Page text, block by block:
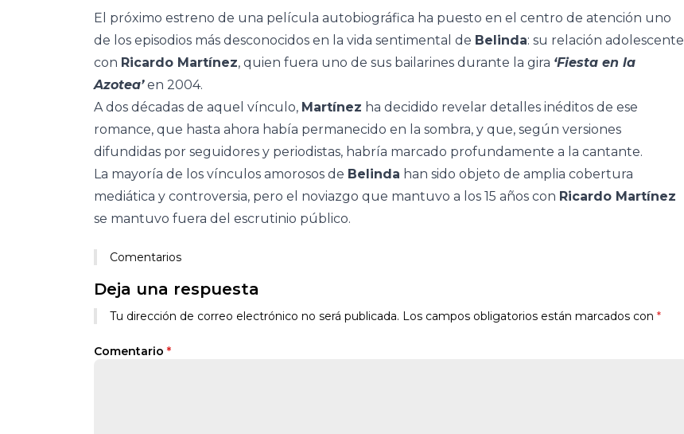
El próximo estreno de una película autobiográfica ha puesto en el centro de atención uno
de los episodios más desconocidos en la vida sentimental de Belinda: su relación adolescente
con Ricardo Martínez, quien fuera uno de sus bailarines durante la gira ‘Fiesta en la
Azotea’en 2004.
A dos décadas de aquel vínculo, Martínez ha decidido revelar detalles inéditos de ese
romance, que hasta ahora había permanecido en la sombra, y que, según versiones
difundidas por seguidores y periodistas, habría marcado profundamente a la cantante.
La mayoría de los vínculos amorosos de Belinda han sido objeto de amplia cobertura
mediática y controversia, pero el noviazgo que mantuvo a los 15 años con Ricardo Martínez
se mantuvo fuera del escrutinio público.
Comentarios
Deja una respuesta
Tu dirección de correo electrónico no será publicada. Los campos obligatorios están marcados con *
Comentario *